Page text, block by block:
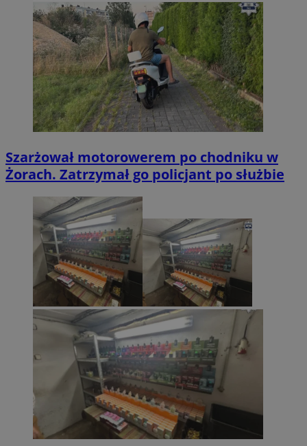
Szarżował motorowerem po chodniku w
Żorach. Zatrzymał go policjant po służbie